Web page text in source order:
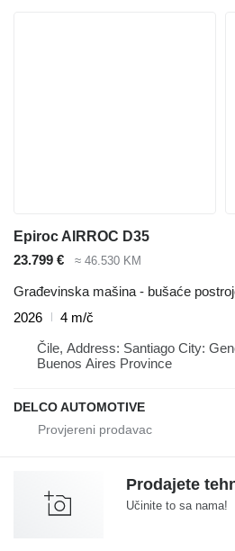
Epiroc AIRROC D35
23.799 €
≈ 46.530 KM
Građevinska mašina - bušaće
2026
4 m/č
Čile, Address: Santiago City:
Buenos Aires Province
DELCO AUTOMOTIVE
Prodajete
Učinite to sa nama!